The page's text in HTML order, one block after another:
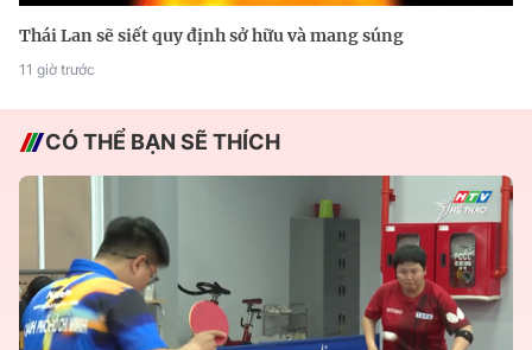
Thái Lan sẽ siết quy định sở hữu và mang súng
11 giờ trước
CÓ THỂ BẠN SẼ THÍCH